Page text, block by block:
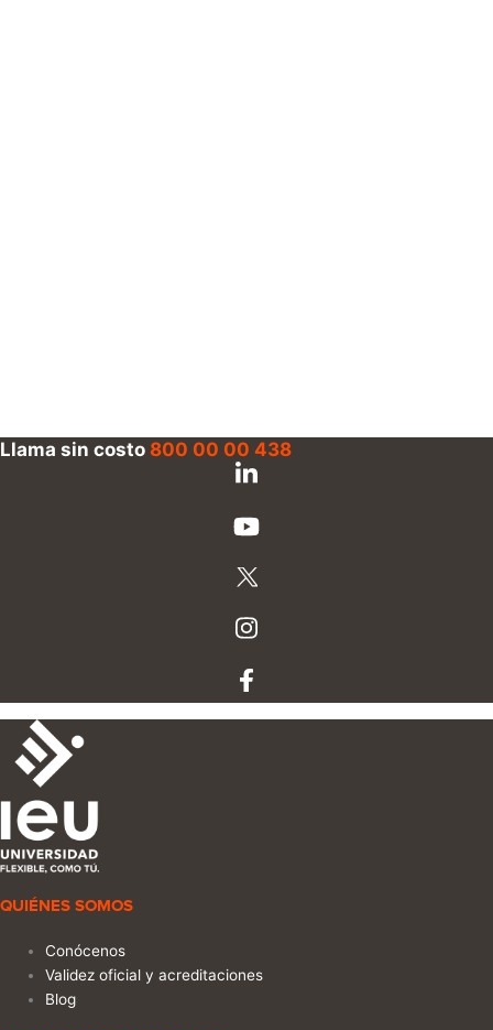
Llama sin costo 800 00 00 438
QUIÉNES SOMOS
Conócenos
Validez oficial y acreditaciones
Blog